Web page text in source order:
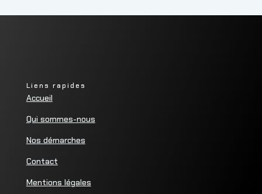
Liens rapides
Accueil
Qui sommes-nous
Nos démarches
Contact
Mentions légales